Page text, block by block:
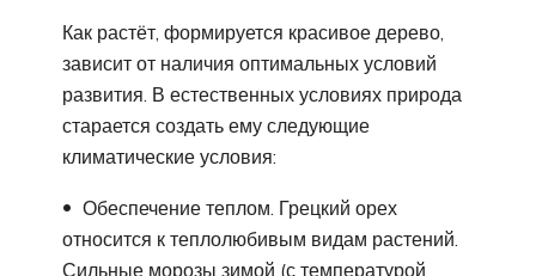
Как растёт, формируется красивое дерево,
зависит от наличия оптимальных условий
развития. В естественных условиях природа
старается создать ему следующие
климатические условия:
Обеспечение теплом. Грецкий орех
относится к теплолюбивым видам растений.
Сильные морозы зимой (с температурой